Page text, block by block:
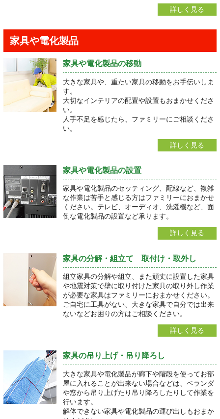
詳しく見る
家具や電化製品
家具や電化製品の移動
大きな家具や、重たい家具の移動をお手伝いしま
す。
大切なインテリアの配置や設置もおまかせくださ
い。
人手不足を感じたら、ファミリーにご相談くださ
い。
詳しく見る
家具や電化製品の設置
家具や電化製品のセッティング、配線など、複雑
な作業は苦手と感じる方はファミリーにおまかせ
ください。テレビ、オーディオ、洗濯機など、面
倒な電化製品の設置など承ります。
詳しく見る
家具の分解・組立て 取付け・取外し
組立家具の分解や組立、また頑丈に設置した家具
や地震対策で壁に取り付けた家具の取り外し作業
が必要な家具はファミリーにおまかせください。
ご自宅に工具がない、大きな家具で自分では出来
ないなどお困りの方はご相談ください。
詳しく見る
家具の吊り上げ・吊り降ろし
大きな家具や電化製品が廊下や階段を使ってお部
屋に入れることが出来ない場合などは、ベランダ
や窓から吊り上げたり吊り降ろしたりして作業を
行います。
解体できない家具や電化製品の運び出しもおまか